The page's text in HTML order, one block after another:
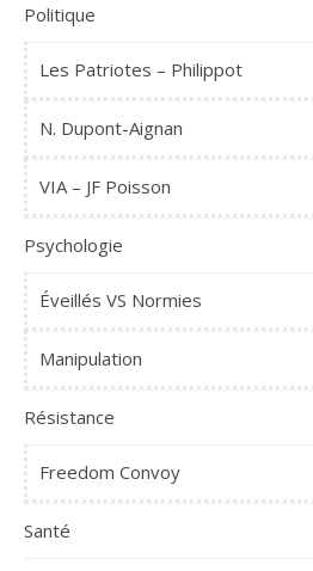
Politique
Les Patriotes – Philippot
N. Dupont-Aignan
VIA – JF Poisson
Psychologie
Éveillés VS Normies
Manipulation
Résistance
Freedom Convoy
Santé